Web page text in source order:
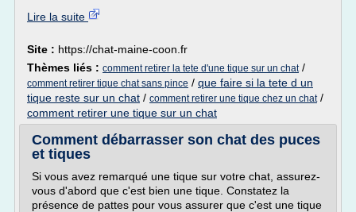
Lire la suite
Site : https://chat-maine-coon.fr
Thèmes liés : comment retirer la tete d'une tique sur un chat/
comment retirer tique chat sans pince / que faire si la tete d un
tique reste sur un chat / comment retirer une tique chez un chat/
comment retirer une tique sur un chat
Comment débarrasser son chat des puces
et tiques
Si vous avez remarqué une tique sur votre chat, assurez-
vous d'abord que c'est bien une tique. Constatez la
présence de pattes pour vous assurer que c'est une tique